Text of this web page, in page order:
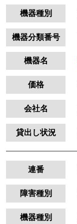
機器種別
機器分類番号
機器名
価格
会社名
貸出し状況
連番
障害種別
機器種別